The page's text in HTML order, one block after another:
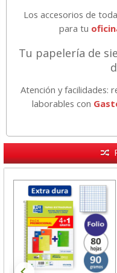
Los accesorios de
para tu
Tu papelería de
Atención y facilidades:
laborables con